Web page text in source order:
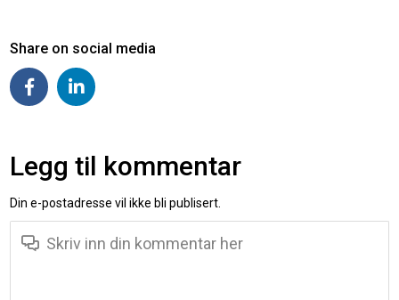
Share on social media
Legg til kommentar
Din e-postadresse vil ikke bli publisert.